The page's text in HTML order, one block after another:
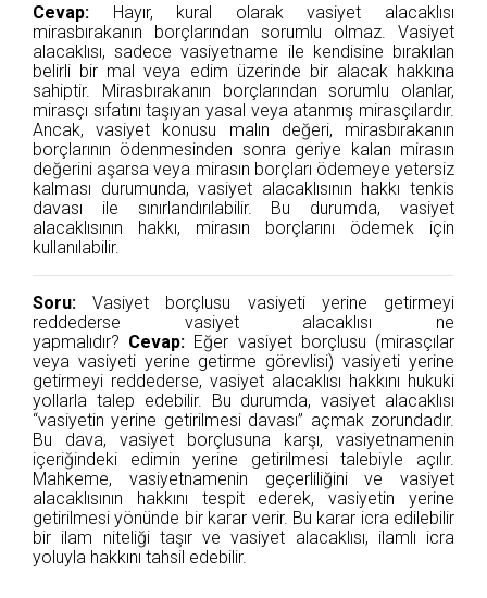
Cevap: Hayır, kural olarak vasiyet alacaklısı
mirasbırakanın borçlarından sorumlu olmaz. Vasiyet
alacaklısı, sadece vasiyetname ile kendisine bırakılan
belirli bir mal veya edim üzerinde bir alacak hakkına
sahiptir. Mirasbırakanın borçlarından sorumlu olanlar,
mirasçı sıfatını taşıyan yasal veya atanmış mirasçılardır.
Ancak, vasiyet konusu malın değeri, mirasbırakanın
borçlarının ödenmesinden sonra geriye kalan mirasın
değerini aşarsa veya mirasın borçları ödemeye yetersiz
kalması durumunda, vasiyet alacaklısının hakkı tenkis
davası ile sınırlandırılabilir. Bu durumda, vasiyet
alacaklısının hakkı, mirasın borçlarını ödemek için
kullanılabilir.
Soru: Vasiyet borçlusu vasiyeti yerine getirmeyi
reddederse vasiyet alacaklısı ne
yapmalıdır? Cevap: Eğer vasiyet borçlusu (mirasçılar
veya vasiyeti yerine getirme görevlisi) vasiyeti yerine
getirmeyi reddederse, vasiyet alacaklısı hakkını hukuki
yollarla talep edebilir. Bu durumda, vasiyet alacaklısı
“vasiyetin yerine getirilmesi davası” açmak zorundadır.
Bu dava, vasiyet borçlusuna karşı, vasiyetnamenin
içeriğindeki edimin yerine getirilmesi talebiyle açılır.
Mahkeme, vasiyetnamenin geçerliliğini ve vasiyet
alacaklısının hakkını tespit ederek, vasiyetin yerine
getirilmesi yönünde bir karar verir. Bu karar icra edilebilir
bir ilam niteliği taşır ve vasiyet alacaklısı, ilamlı icra
yoluyla hakkını tahsil edebilir.